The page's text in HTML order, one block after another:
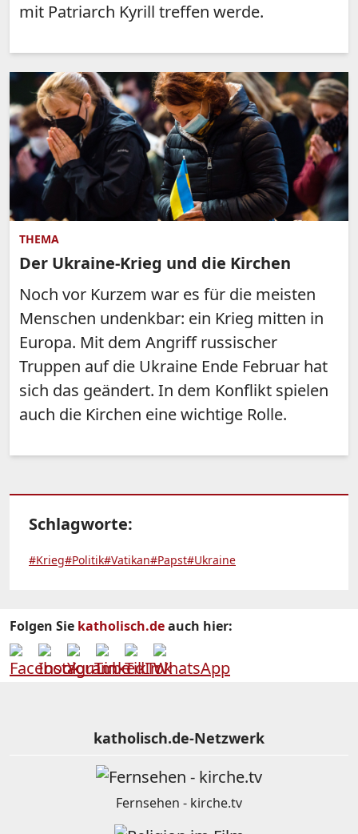
mit Patriarch Kyrill treffen werde.
THEMA
Der Ukraine-Krieg und die Kirchen
Noch vor Kurzem war es für die meisten
Menschen undenkbar: ein Krieg mitten in
Europa. Mit dem Angriff russischer
Truppen auf die Ukraine Ende Februar hat
sich das geändert. In dem Konflikt spielen
auch die Kirchen eine wichtige Rolle.
Schlagworte:
#Krieg#Politik#Vatikan#Papst#Ukraine
Folgen Sie katholisch.deauch hier:
katholisch.de-Netzwerk
Fernsehen - kirche.tv